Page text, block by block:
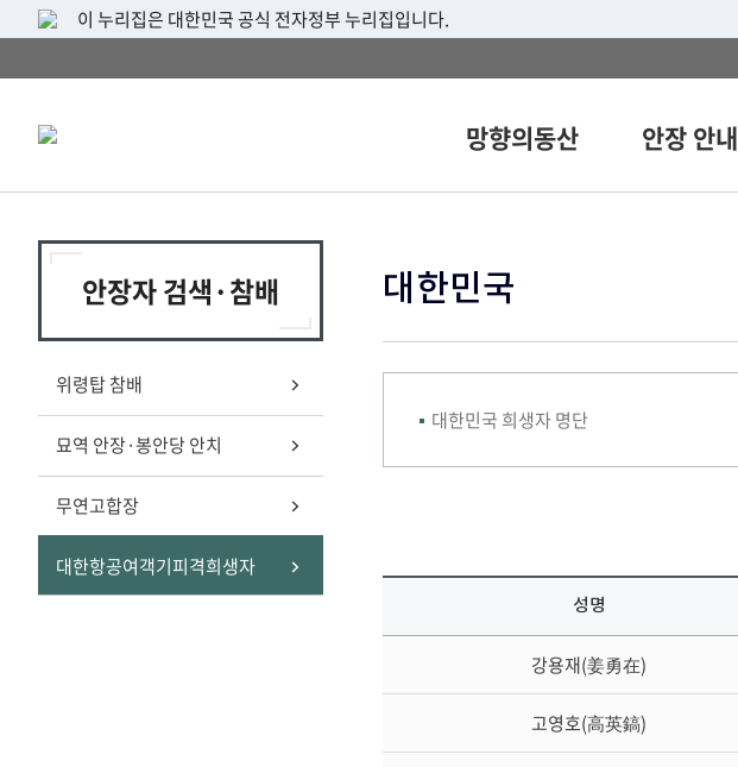
이 누리집은 대한민국 공식 전자정부 누리집입니다.
망향의동산 안장 안내
안장자 검색·참배
위령탑 참배
묘역 안장·봉안당 안치
무연고합장
대한항공여객기피격희생자선
택
대한민국
대한민국 희생자 명단
성명
강용재(姜勇在)
고영호(高英鎬)